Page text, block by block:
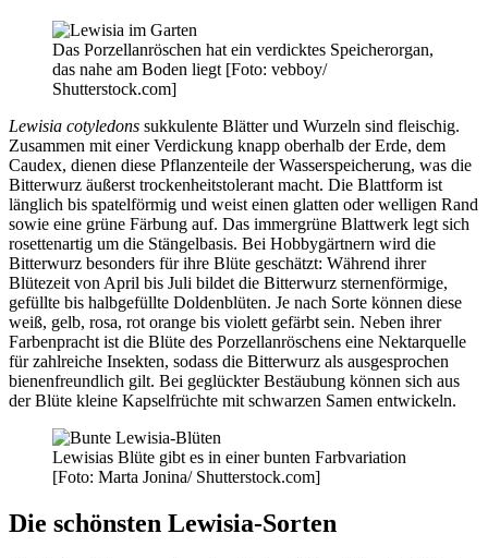
Das Porzellanröschen hat ein verdicktes Speicherorgan,
das nahe am Boden liegt [Foto: vebboy/
Shutterstock.com]
Lewisia cotyledons sukkulente Blätter und Wurzeln sind fleischig.
Zusammen mit einer Verdickung knapp oberhalb der Erde, dem
Caudex, dienen diese Pflanzenteile der Wasserspeicherung, was die
Bitterwurz äußerst trockenheitstolerant macht. Die Blattform ist
länglich bis spatelförmig und weist einen glatten oder welligen Rand
sowie eine grüne Färbung auf. Das immergrüne Blattwerk legt sich
rosettenartig um die Stängelbasis. Bei Hobbygärtnern wird die
Bitterwurz besonders für ihre Blüte geschätzt: Während ihrer
Blütezeit von April bis Juli bildet die Bitterwurz sternenförmige,
gefüllte bis halbgefüllte Doldenblüten. Je nach Sorte können diese
weiß, gelb, rosa, rot orange bis violett gefärbt sein. Neben ihrer
Farbenpracht ist die Blüte des Porzellanröschens eine Nektarquelle
für zahlreiche Insekten, sodass die Bitterwurz als ausgesprochen
bienenfreundlich gilt. Bei geglückter Bestäubung können sich aus
der Blüte kleine Kapselfrüchte mit schwarzen Samen entwickeln.
Lewisias Blüte gibt es in einer bunten Farbvariation
[Foto: Marta Jonina/ Shutterstock.com]
Die schönsten Lewisia-Sorten